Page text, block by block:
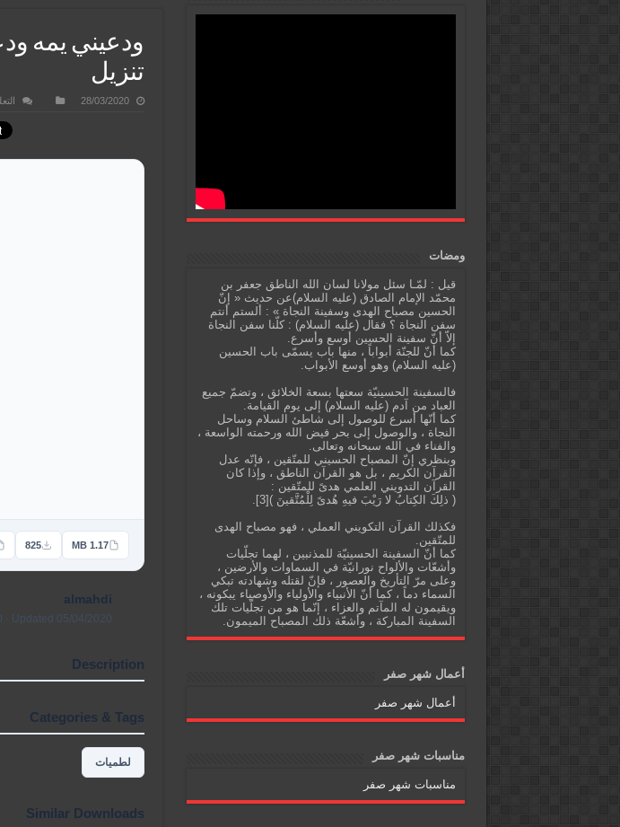
ودعيني يمه
تنزيل
28/03/2020
1.17 MB
825
almahdi
Updated 05/04/2020
Description
Categories & Tags
لطميات
Similar Downloads
ومضات
قيل : لمّـا سئل مولانا لسان الله الناطق جعفر بن
محمّد الإمام الصادق (عليه السلام)عن حديث « إنّ
الحسين مصباح الهدى وسفينة النجاة » : ألستم أنتم
سفن النجاة ؟ فقال (عليه السلام) : كلّنا سفن النجاة
إلاّ أنّ سفينة الحسين أوسع وأسرع.
كما أنّ للجنّة أبواباً ، منها باب يسمّى باب الحسين
(عليه السلام) وهو أوسع الأبواب.
فالسفينة الحسينيّة سعتها بسعة الخلائق ، وتضمّ جميع
العباد من آدم (عليه السلام) إلى يوم القيامة.
كما أنّها أسرع للوصول إلى شاطئ السلام وساحل
النجاة ، والوصول إلى بحر فيض الله ورحمته الواسعة ،
والفناء في الله سبحانه وتعالى.
وبنظري إنّ المصباح الحسيني للمتّقين ، فإنّه عدل
القرآن الكريم ، بل هو القرآن الناطق ، وإذا كان
القرآن التدويني العلمي هدىً للمتّقين :
( ذلِكَ الكِتابُ لا رَيْبَ فيهِ هُدىً لِلْمُتَّقينَ )[3].
فكذلك القرآن التكويني العملي ، فهو مصباح الهدى
للمتّقين.
كما أنّ السفينة الحسينيّة للمذنبين ، لهما تجلّيات
وأشعّات والألواح نورانيّة في السماوات والأرضين ،
وعلى مرّ التأريخ والعصور ، فإنّ لقتله وشهادته تبكي
السماء دماً ، كما أنّ الأنبياء والأولياء والأوصياء يبكونه ،
ويقيمون له المآتم والعزاء ، إنّما هو من تجلّيات تلك
السفينة المباركة ، وأشعّة ذلك المصباح الميمون.
أعمال شهر صفر
أعمال شهر صفر
مناسبات شهر صفر
مناسبات شهر صفر